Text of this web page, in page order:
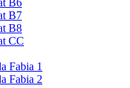
B6
B7
B8
CC
Fabia 1
Fabia 2